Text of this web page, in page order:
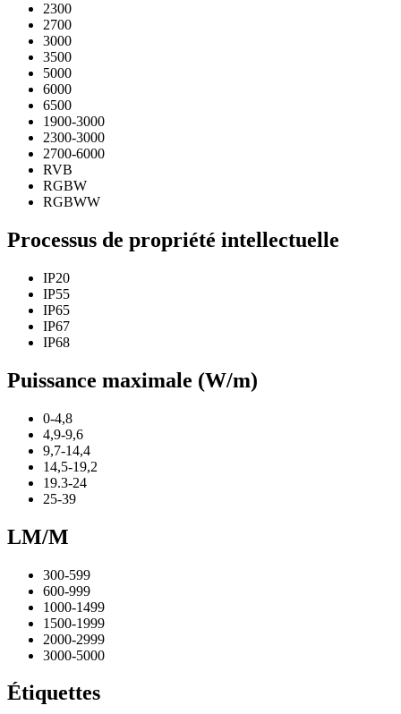
2300
2700
3000
3500
5000
6000
6500
1900-3000
2300-3000
2700-6000
RVB
RGBW
RGBWW
Processus de propriété intellectuelle
IP20
IP55
IP65
IP67
IP68
Puissance maximale (W/m)
0-4,8
4,9-9,6
9,7-14,4
14,5-19,2
19.3-24
25-39
LM/M
300-599
600-999
1000-1499
1500-1999
2000-2999
3000-5000
Étiquettes